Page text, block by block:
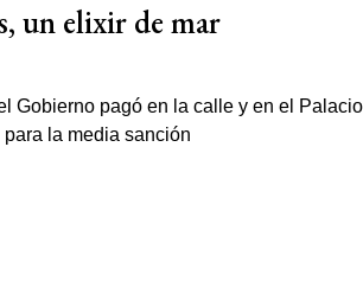
un elixir de mar